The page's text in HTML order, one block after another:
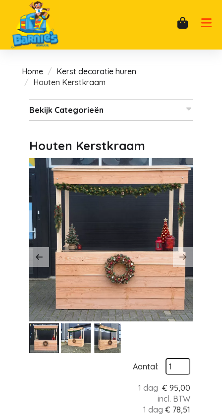
Home
Kerst decoratie huren
Houten Kerstkraam
Bekijk Categorieën
Houten Kerstkraam
Previous Next
Aantal:
1 dag € 95,00
incl. BTW
1 dag € 78,51